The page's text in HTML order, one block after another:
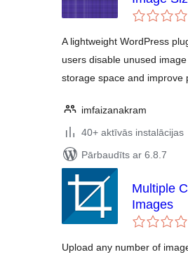
A lightweight WordPress
users disable unused
storage space and improve
imfaizanakram
40+ aktīvās instalācijas
Pārbaudīts ar 6.8.7
Multiple
Images
Upload any number of